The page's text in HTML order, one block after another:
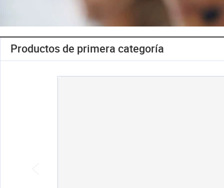
Productos de primera categoría